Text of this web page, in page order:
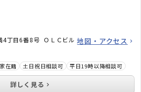
4丁目6番8号 ＯＬＣビル 地図・アクセス
在籍 土日祝日相談可 平日19時以降相談可
詳しく見る